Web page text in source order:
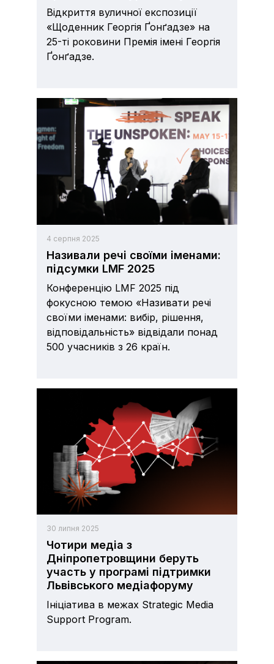
Відкриття вуличної експозиції
«Щоденник Георгія Ґонґадзе» на
25-ті роковини Премія імені Георгія
Ґонґадзе.
4 серпня 2025
Називали речі своїми іменами:
підсумки LMF 2025
Конференцію LMF 2025 під
фокусною темою «Називати речі
своїми іменами: вибір, рішення,
відповідальність» відвідали понад
500 учасників з 26 країн.
30 липня 2025
Чотири медіа з
Дніпропетровщини беруть
участь у програмі підтримки
Львівського медіафоруму
Ініціатива в межах Strategic Media
Support Program.